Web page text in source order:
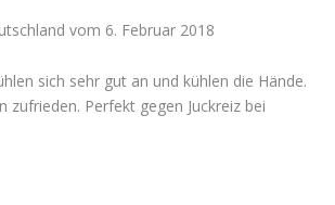
vom 6. Februar 2018
sich sehr gut an und kühlen die Hände.
zufrieden. Perfekt gegen Juckreiz bei